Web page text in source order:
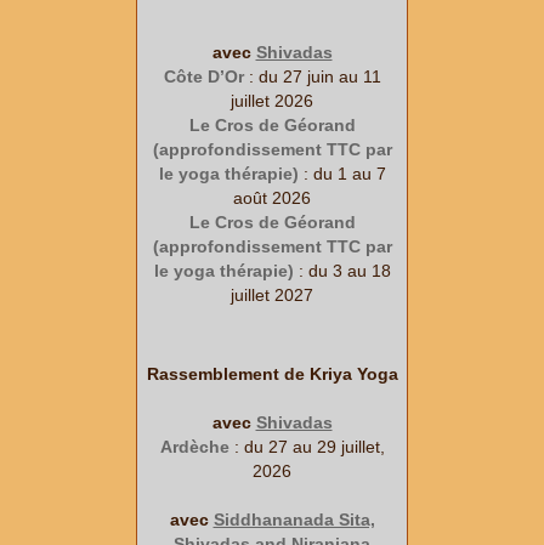
avec Shivadas
Côte D’Or : du 27 juin au 11
juillet 2026
Le Cros de Géorand
(approfondissement TTC par
le yoga thérapie) : du 1 au 7
août 2026
Le Cros de Géorand
(approfondissement TTC par
le yoga thérapie) : du 3 au 18
juillet 2027
Rassemblement de Kriya Yoga
avec Shivadas
Ardèche: du 27 au 29 juillet,
2026
avec Siddhananada Sita,